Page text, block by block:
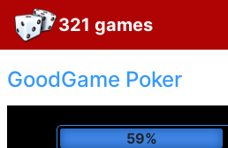
321 games
GoodGame Poker
63%